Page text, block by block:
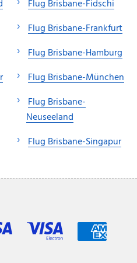
Flug Brisbane-Fidschi
Flug Brisbane-Frankfurt
Flug Brisbane-Hamburg
Flug Brisbane-München
Flug Brisbane-
Neuseeland
Flug Brisbane-Singapur